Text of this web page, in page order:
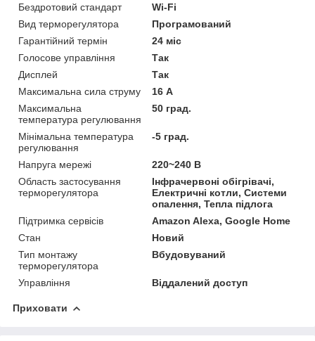
Бездротовий стандарт
Wi-Fi
Вид терморегулятора
Програмований
Гарантійний термін
24 міс
Голосове управління
Так
Дисплей
Так
Максимальна сила струму
16 А
Максимальна
температура регулювання
50 град.
Мінімальна температура
регулювання
-5 град.
Напруга мережі
220~240 В
Область застосування
терморегулятора
Інфрачервоні обігрівачі,
Електричні котли, Системи
опалення, Тепла підлога
Підтримка сервісів
Amazon Alexa, Google Home
Стан
Новий
Тип монтажу
терморегулятора
Вбудовуваний
Управління Віддалений доступ
Приховати